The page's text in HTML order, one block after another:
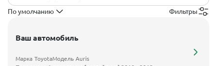
По умолчанию Фильтры
Ваш автомобиль
Марка ToyotaМодель Auris